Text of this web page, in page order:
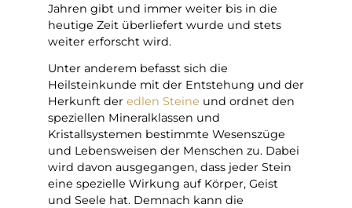
Jahren gibt und immer weiter bis in die
heutige Zeit überliefert wurde und stets
weiter erforscht wird.
Unter anderem befasst sich die
Heilsteinkunde mit der Entstehung und der
Herkunft der edlen Steine und ordnet den
speziellen Mineralklassen und
Kristallsystemen bestimmte Wesenszüge
und Lebensweisen der Menschen zu. Dabei
wird davon ausgegangen, dass jeder Stein
eine spezielle Wirkung auf Körper, Geist
und Seele hat. Demnach kann die